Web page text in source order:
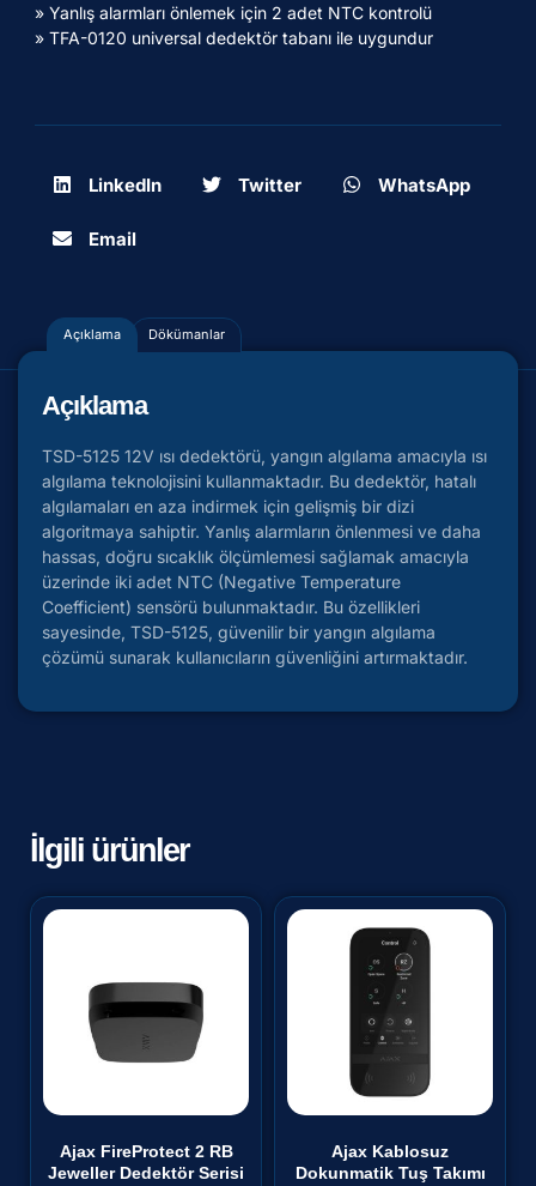
» Yanlış alarmları önlemek için 2 adet NTC kontrolü
» TFA-0120 universal dedektör tabanı ile uygundur
LinkedIn Twitter WhatsApp
Email
Açıklama Dökümanlar
Açıklama
TSD-5125 12V ısı dedektörü, yangın algılama amacıyla ısı
algılama teknolojisini kullanmaktadır. Bu dedektör, hatalı
algılamaları en aza indirmek için gelişmiş bir dizi
algoritmaya sahiptir. Yanlış alarmların önlenmesi ve daha
hassas, doğru sıcaklık ölçümlemesi sağlamak amacıyla
üzerinde iki adet NTC (Negative Temperature
Coefficient) sensörü bulunmaktadır. Bu özellikleri
sayesinde, TSD-5125, güvenilir bir yangın algılama
çözümü sunarak kullanıcıların güvenliğini artırmaktadır.
İlgili ürünler
Ajax FireProtect 2 RB
Jeweller Dedektör Serisi
Ajax Kablosuz
Dokunmatik Tuş Takımı